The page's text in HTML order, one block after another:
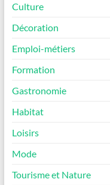
Culture
Décoration
Emploi-métiers
Formation
Gastronomie
Habitat
Loisirs
Mode
Tourisme et Nature